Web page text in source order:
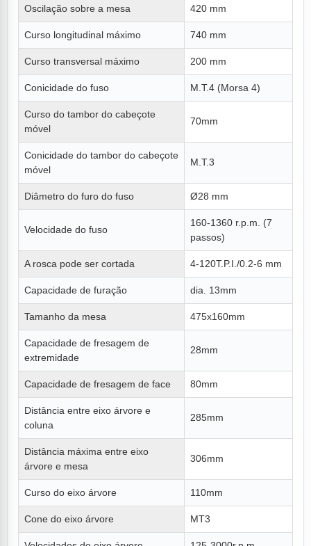
Oscilação sobre a mesa 420 mm
Curso longitudinal máximo 740 mm
Curso transversal máximo 200 mm
Conicidade do fuso M.T.4 (Morsa 4)
Curso do tambor do cabeçote
móvel
70mm
Conicidade do tambor do cabeçote
móvel
M.T.3
Diâmetro do furo do fuso Ø28 mm
Velocidade do fuso
160-1360 r.p.m. (7
passos)
A rosca pode ser cortada 4-120T.P.I./0.2-6 mm
Capacidade de furação dia. 13mm
Tamanho da mesa 475x160mm
Capacidade de fresagem de
extremidade
28mm
Capacidade de fresagem de face 80mm
Distância entre eixo árvore e
coluna
285mm
Distância máxima entre eixo
árvore e mesa
306mm
Curso do eixo árvore 110mm
Cone do eixo árvore MT3